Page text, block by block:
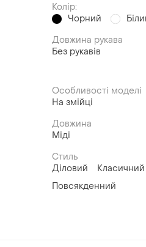
Колір:
Чорний
Довжина рукава
Без рукавів
Особливості моделі
На змійці
Довжина
Міді
Стиль
Діловий
Класичний
Повсякденний